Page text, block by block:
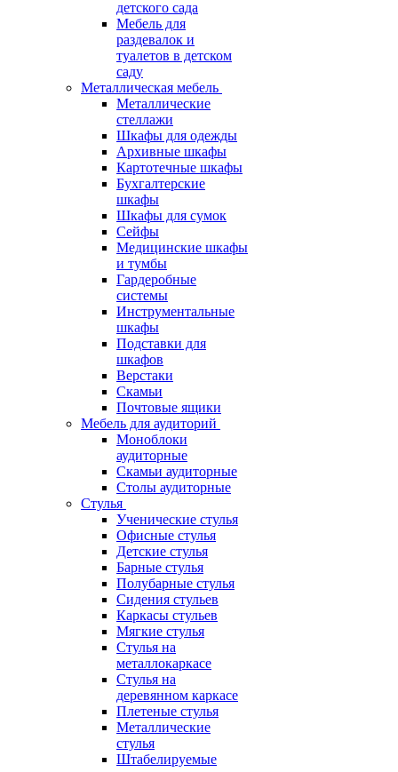
детского сада
Мебель для
раздевалок и
туалетов в детском
саду
Металлическая мебель
Металлические
стеллажи
Шкафы для одежды
Архивные шкафы
Картотечные шкафы
Бухгалтерские
шкафы
Шкафы для сумок
Сейфы
Медицинские шкафы
и тумбы
Гардеробные
системы
Инструментальные
шкафы
Подставки для
шкафов
Верстаки
Скамьи
Почтовые ящики
Мебель для аудиторий
Моноблоки
аудиторные
Скамьи аудиторные
Столы аудиторные
Стулья
Ученические стулья
Офисные стулья
Детские стулья
Барные стулья
Полубарные стулья
Сидения стульев
Каркасы стульев
Мягкие стулья
Стулья на
металлокаркасе
Стулья на
деревянном каркасе
Плетеные стулья
Металлические
стулья
Штабелируемые